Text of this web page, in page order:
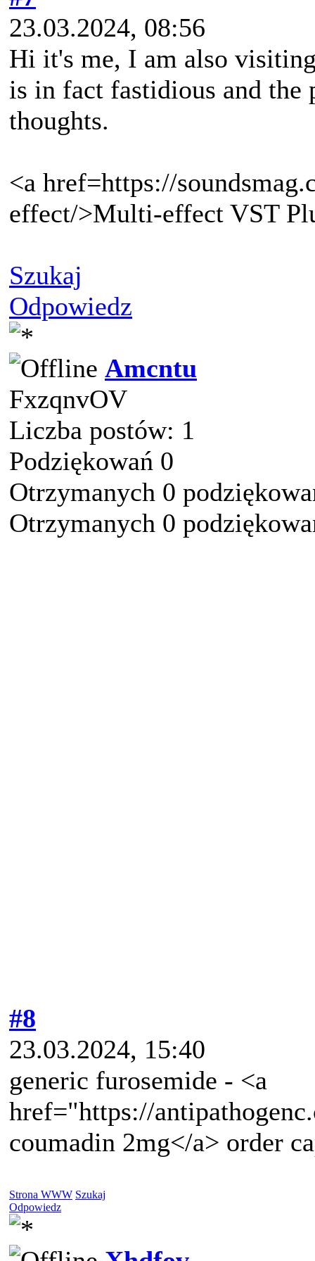
23.03.2024, 08:56
Hi it's me, I am also
is in fact fastidious and the
thoughts.
<a href=https://
effect/>Multi-effect VST
Szukaj
Odpowiedz
Amcntu
FxzqnvOV
Liczba postów: 1
Podziękowań 0
Otrzymanych 0
Otrzymanych 0
#8
23.03.2024, 15:40
generic furosemide - <a
href="https://
coumadin 2mg</a> order
Strona WWW Szukaj
Odpowiedz